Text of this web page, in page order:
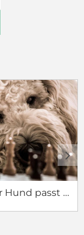
Welcher Hund passt zu mir?
d